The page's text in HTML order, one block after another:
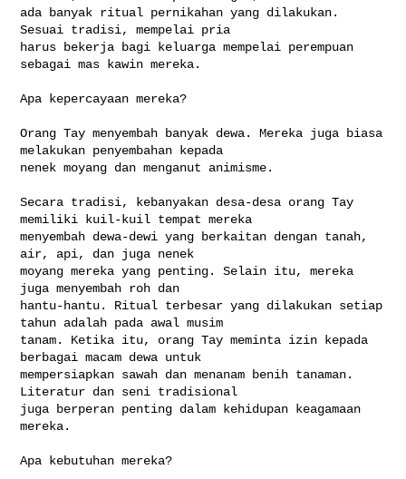
ada banyak ritual pernikahan yang dilakukan.
Sesuai tradisi, mempelai pria
harus bekerja bagi keluarga mempelai perempuan
sebagai mas kawin mereka.
Apa kepercayaan mereka?
Orang Tay menyembah banyak dewa. Mereka juga biasa
melakukan penyembahan kepada
nenek moyang dan menganut animisme.
Secara tradisi, kebanyakan desa-desa orang Tay
memiliki kuil-kuil tempat mereka
menyembah dewa-dewi yang berkaitan dengan tanah,
air, api, dan juga nenek
moyang mereka yang penting. Selain itu, mereka
juga menyembah roh dan
hantu-hantu. Ritual terbesar yang dilakukan setiap
tahun adalah pada awal musim
tanam. Ketika itu, orang Tay meminta izin kepada
berbagai macam dewa untuk
mempersiapkan sawah dan menanam benih tanaman.
Literatur dan seni tradisional
juga berperan penting dalam kehidupan keagamaan
mereka.
Apa kebutuhan mereka?